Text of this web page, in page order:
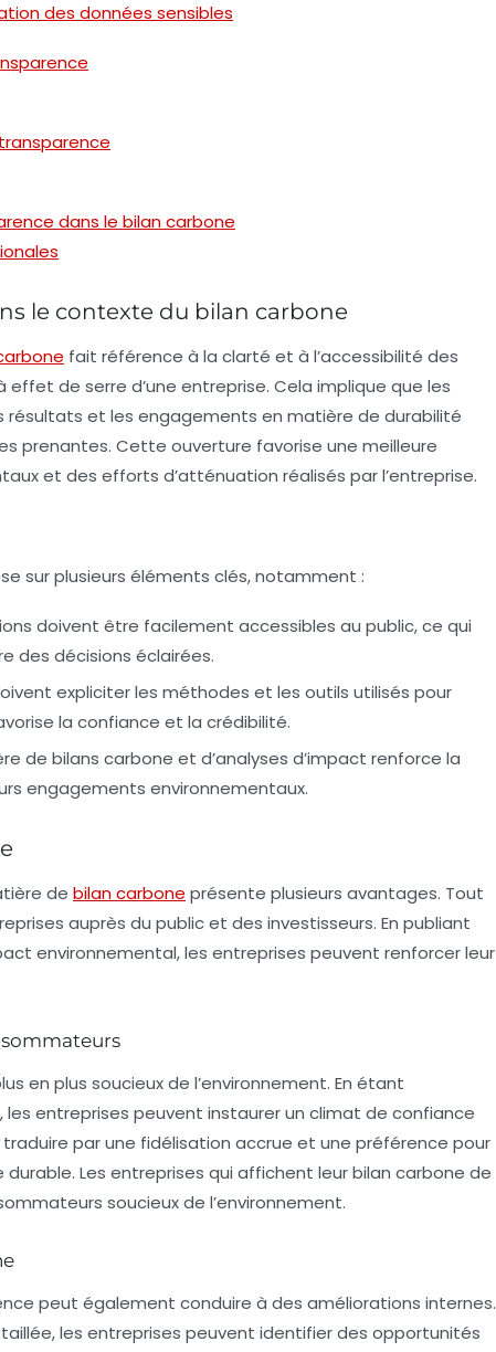
des données sensibles
dans le bilan carbone
le contexte du bilan carbone
fait référence à la clarté et à l’accessibilité des
de serre d’une entreprise. Cela implique que les
résultats et les engagements en matière de durabilité
prenantes. Cette ouverture favorise une meilleure
et des efforts d’atténuation réalisés par l’entreprise.
sur plusieurs éléments clés, notamment :
doivent être facilement accessibles au public, ce qui
des décisions éclairées.
expliciter les méthodes et les outils utilisés pour
la confiance et la crédibilité.
de bilans carbone et d’analyses d’impact renforce la
engagements environnementaux.
de bilan carbone présente plusieurs avantages. Tout
auprès du public et des investisseurs. En publiant
environnemental, les entreprises peuvent renforcer leur
en plus soucieux de l’environnement. En étant
entreprises peuvent instaurer un climat de confiance
par une fidélisation accrue et une préférence pour
Les entreprises qui affichent leurbilan carbone de
soucieux de l’environnement.
peut également conduire à des améliorations internes.
les entreprises peuvent identifier des opportunités